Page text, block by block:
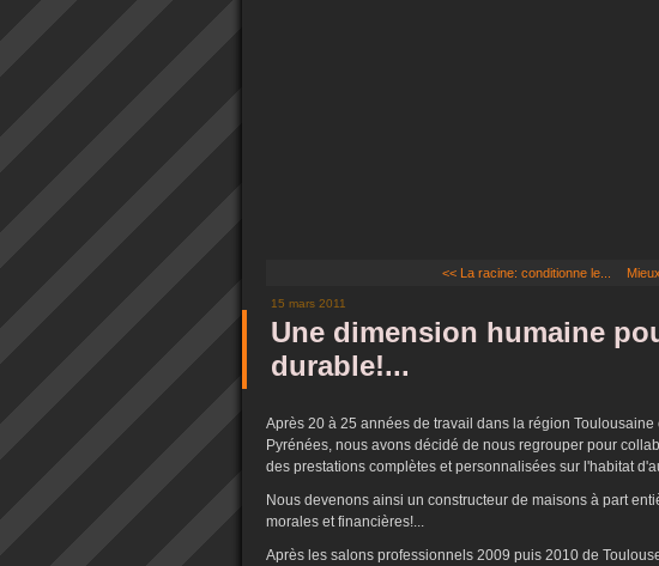
<< La racine: conditionne le...
15 mars 2011
Une dimension humaine
durable!...
Après 20 à 25 années de travail dans la région
Pyrénées, nous avons décidé de nous regrouper pour
des prestations complètes et personnalisées sur l'habitat
Nous devenons ainsi un constructeur de maisons à part
morales et financières!...
Après les salons professionnels 2009 puis 2010 de